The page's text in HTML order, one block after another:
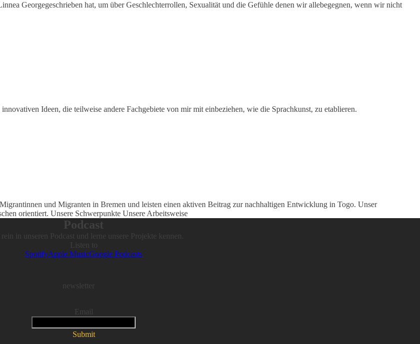
Georgegeschrieben hat, um über Geschlechterrollen, Sexualität und die Gefühle denen wir allebegegnen, wenn wir nicht
Ideen, die teilweise andere Fachgebiete von mir mit einbeziehen, wie die Sprachkunst, zu etablieren.
und Migranten in Bremen und leisten einen aktiven Beitrag zur nachhaltigen Entwicklung in Togo. Unser
orientiert. Unsere Schwerpunkte Unsere Arbeitsweise
Podcast
in unseren Podcast und lerne unsere Projekte kennen.
Listen to
SpotifyApple MusicGoogle Podcasts
newsletter
Email
Submit